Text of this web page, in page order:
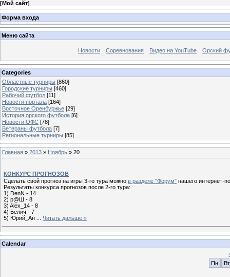
[Мой сайт]
Форма входа
Меню сайта
Новости Соревнования Видео на YouTube Орский
Categories
Областные турниры [860]
Городские турниры [460]
Рабочий футбол [11]
Новости портала [164]
Восточное Оренбуржье [29]
История орского футбола [6]
Новости ОФС [78]
Ветераны футбола [7]
Региональные турниры [85]
Главная » 2013 » Ноябрь » 20
КОНКУРС ПРОГНОЗОВ
Сделать свой прогноз на игры 3-го тура можно в разделе "Форум" нашего интернет-
Результаты конкурса прогнозов после 2-го тура:
1) DenN - 14
2) р@Ш - 8
3) Alex_14 - 8
4) Белич - 7
5) Юрий_Ан
Читать дальше »
Calendar
Пн
Вт